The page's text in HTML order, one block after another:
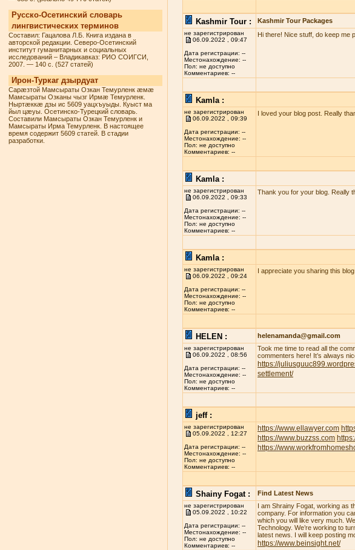
Русско-Осетинский словарь
лингвистических терминов
Составил: Гацалова Л.Б. Книга издана в
авторской редакции. Северо-Осетинский
институт гуманитарных и социальных
исследований – Владикавказ: РИО СОИГСИ,
2007. — 140 с. (527 статей)
Ирон-Туркаг дзырдуат
Сарæзтой Мамсыраты Озкан Темурленк æмæ
Мамсыраты Озканы чызг Ирмæ Темурленк.
Ныртæккæ дзы ис 5609 уацхъуыды. Куыст ма
йыл цæуы. Осетинско-Турецкий словарь.
Составили Мамсыраты Озкан Темурленк и
Мамсыраты Ирма Темурленк. В настоящее
время содержит 5609 статей. В стадии
разработки.
Kashmir Tour : Kashmir Tour Packages
не зарегистрирован
06.09.2022 , 09:47
Дата регистрации: --
Местонахождение: --
Пол: не доступно
Комментариев: --
Hi there! Nice stuff, do keep me
Kamla :
не зарегистрирован
06.09.2022 , 09:39
Дата регистрации: --
Местонахождение: --
Пол: не доступно
Комментариев: --
I loved your blog post. Really
Kamla :
не зарегистрирован
06.09.2022 , 09:33
Дата регистрации: --
Местонахождение: --
Пол: не доступно
Комментариев: --
Thank you for your blog. Really
Kamla :
не зарегистрирован
06.09.2022 , 09:24
Дата регистрации: --
Местонахождение: --
Пол: не доступно
Комментариев: --
I appreciate you sharing this
HELEN : helenamanda@gmail.com
не зарегистрирован
06.09.2022 , 08:56
Дата регистрации: --
Местонахождение: --
Пол: не доступно
Комментариев: --
Took me time to read all the
commenters here! It’s always
https://
settlement/
jeff :
не зарегистрирован
05.09.2022 , 12:27
Дата регистрации: --
Местонахождение: --
Пол: не доступно
Комментариев: --
https://www.ellawyer.com
https://www.buzzss.com
https://
Shainy Fogat : Find Latest News
не зарегистрирован
05.09.2022 , 10:22
Дата регистрации: --
Местонахождение: --
Пол: не доступно
Комментариев: --
I am Shrainy Fogat, working as
company. For information you
which you will like very much.
Technology. We’re working to
latest news. I will keep posting
https://www.beinsight.net/